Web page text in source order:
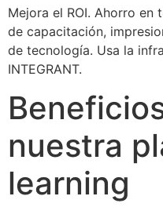
Mejora el ROI. Ahorro en
de capacitación,
de tecnología. Usa la
INTEGRANT.
nuestra
learning